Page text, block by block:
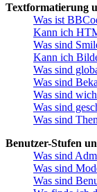
Textformatierung
Was ist
Kann ich
Was sind
Kann ich
Was sind
Was sind
Was sind
Was sind
Was sind
Benutzer-Stufen
Was sind
Was sind
Was sind